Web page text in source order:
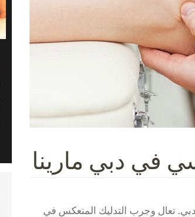
في دبي مارينا
تعال وجرب التدليك المنعكس في